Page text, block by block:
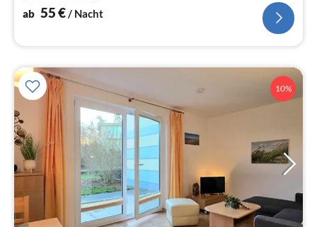
ab 55€ / Nacht
10%